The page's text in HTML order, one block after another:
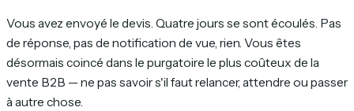
Vous avez envoyé le devis. Quatre jours se sont écoulés. Pas
de réponse, pas de notification de vue, rien. Vous êtes
désormais coincé dans le purgatoire le plus coûteux de la
vente B2B — ne pas savoir s'il faut relancer, attendre ou passer
à autre chose.